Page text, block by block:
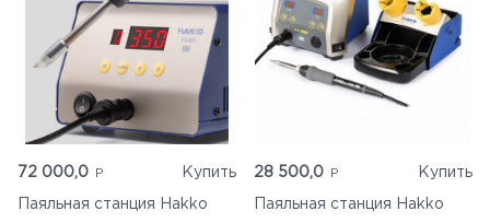
72 000,0 Купить
Паяльная станция Hakko
28 500,0 Купить
Паяльная станция Hakko